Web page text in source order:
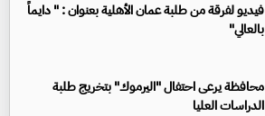
فيديو لفرقة من طلبة عمان الأهلية بعنوان : " دايماً
بالعالي"
محافظة يرعى احتفال "اليرموك" بتخريج طلبة
الدراسات العليا